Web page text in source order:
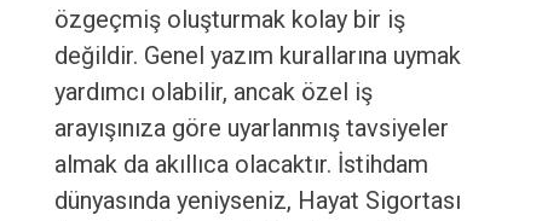
özgeçmiş oluşturmak kolay bir iş
değildir. Genel yazım kurallarına uymak
yardımcı olabilir, ancak özel iş
arayışınıza göre uyarlanmış tavsiyeler
almak da akıllıca olacaktır. İstihdam
dünyasında yeniyseniz, Hayat Sigortası